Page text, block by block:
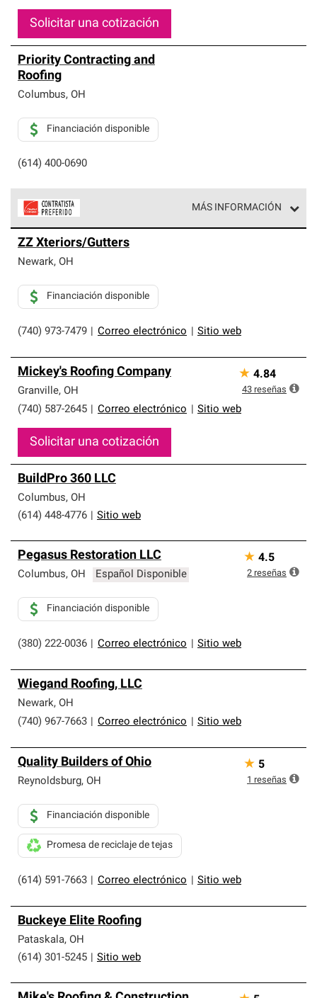
Solicitar una cotización
Priority Contracting and
Roofing
Columbus, OH
(614) 400-0690
Financiación disponible
MÁS INFORMACIÓN
parte de una red exclusiva de profesionales de techos
que cumplen con altos estándares y requisitos estrictos
ZZ Xteriors/Gutters
Newark, OH
(740) 973-7479 Correo electrónico Sitio web
Financiación disponible
Mickey's Roofing Company
Granville, OH
(740) 587-2645
Correo electrónico Sitio web
Solicitar una cotización
★ 4.84
43 reseñas
BuildPro 360 LLC
Columbus, OH
(614) 448-4776
Sitio web
Pegasus Restoration LLC
Columbus, OH Español Disponible
(380) 222-0036 Correo electrónico Sitio web
Financiación disponible
★ 4.5
2 reseñas
Wiegand Roofing, LLC
Newark, OH
(740) 967-7663
Correo electrónico Sitio web
Quality Builders of Ohio
Reynoldsburg, OH
(614) 591-7663 Correo electrónico Sitio web
Financiación disponible
Promesa de reciclaje de tejas
★ 5
1 reseñas
Buckeye Elite Roofing
Pataskala, OH
(614) 301-5245
Sitio web